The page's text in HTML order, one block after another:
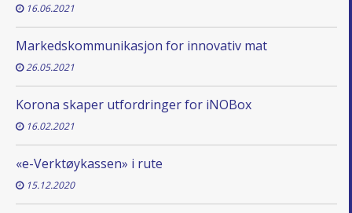
16.06.2021
Markedskommunikasjon for innovativ mat
26.05.2021
Korona skaper utfordringer for iNOBox
16.02.2021
«e-Verktøykassen» i rute
15.12.2020